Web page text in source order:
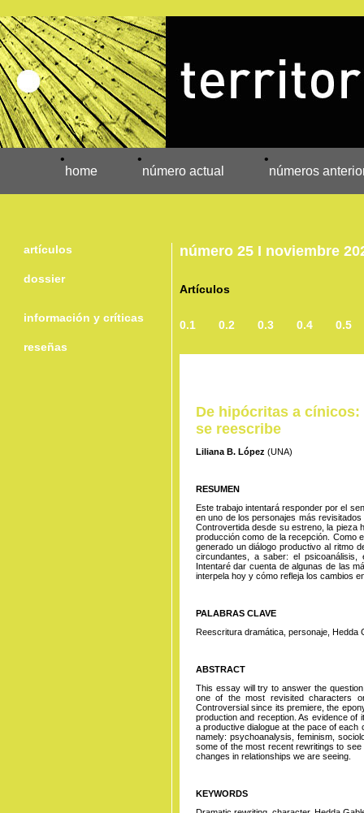
•
home
•
número actual
•
números
artículos
dossier
información y críticas
reseñas
número 25 I noviembre
Artículos
0.1 0.2 0.3 0.4 0.5
De hipócritas a cínicos:
se reescribe
Liliana B. López (UNA)
RESUMEN
Este trabajo intentará responder por el
en uno de los personajes más
Controvertida desde su estreno, la pieza
producción como de la recepción. Como
generado un diálogo productivo al ritmo
circundantes, a saber: el psicoanálisis,
Intentaré dar cuenta de algunas de las
interpela hoy y cómo refleja los cambios
PALABRAS CLAVE
Reescritura dramática, personaje, Hedda
ABSTRACT
This essay will try to answer the
one of the most revisited characters
Controversial since its premiere, the
production and reception. As evidence of
a productive dialogue at the pace of
namely: psychoanalysis, feminism,
some of the most recent rewritings to
changes in relationships we are seeing.
KEYWORDS